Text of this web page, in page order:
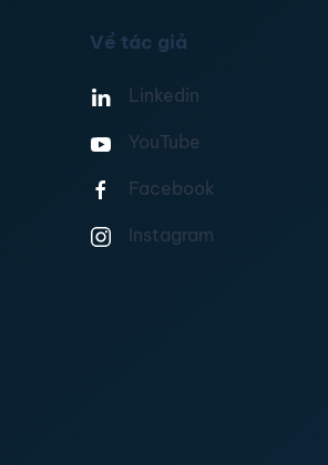
Về tác giả
Linkedin
YouTube
Facebook
Instagram